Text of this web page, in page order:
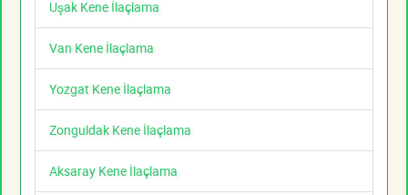
Uşak Kene İlaçlama
Van Kene İlaçlama
Yozgat Kene İlaçlama
Zonguldak Kene İlaçlama
Aksaray Kene İlaçlama